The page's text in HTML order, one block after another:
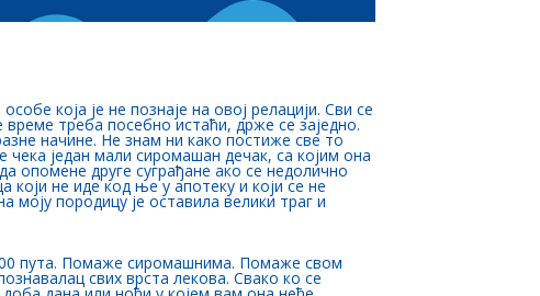
која је не познаје на овој релацији. Сви се
треба посебно истаћи, држе се заједно.
начине. Не знам ни како постиже све то
чека један мали сиромашан дечак, са којим она
опомене друге суграђане ако се недолично
не иде код ње у апотеку и који се не
породицу је оставила велики траг и
пута. Помаже сиромашнима. Помаже свом
свих врста лекова. Свако ко се